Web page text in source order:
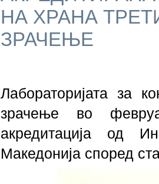
НА ХРАНА
ЗРАЧЕЊЕ
Лабораторијата за
зрачење во
акредитација од
Македонија според